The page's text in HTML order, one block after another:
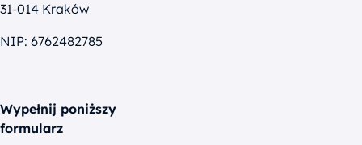
31-014 Kraków
NIP: 6762482785
Wypełnij poniższy
formularz